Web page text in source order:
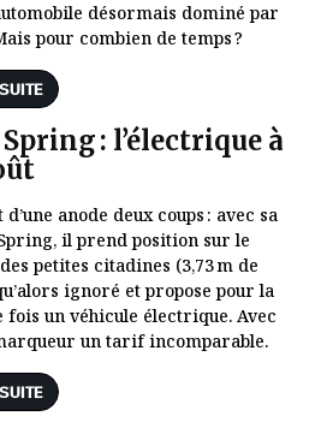
désormais dominé par
pour combien de temps ?
: l’électrique à
anode deux coups : avec sa
il prend position sur le
petites citadines (3,73 m de
ignoré et propose pour la
un véhicule électrique. Avec
un tarif incomparable.